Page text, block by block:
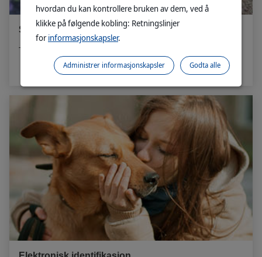
Senior
Til deg som har en eldre hund eller katt
hvordan du kan kontrollere bruken av dem, ved å
klikke på følgende kobling: Retningslinjer
forinformasjonskapsler.
Godta alle
Administrer informasjonskapsler